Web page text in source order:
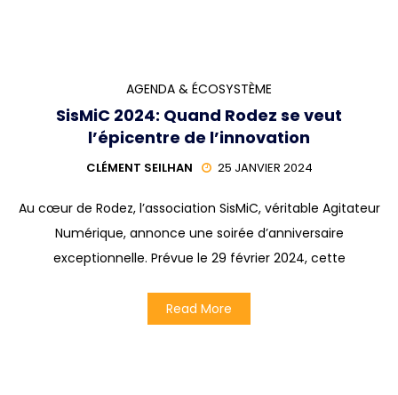
AGENDA & ÉCOSYSTÈME
SisMiC 2024: Quand Rodez se veut
l’épicentre de l’innovation
CLÉMENT SEILHAN 25 JANVIER 2024
Au cœur de Rodez, l’association SisMiC, véritable Agitateur
Numérique, annonce une soirée d’anniversaire
exceptionnelle. Prévue le 29 février 2024, cette
Read More